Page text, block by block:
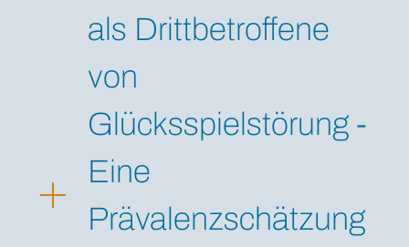
als Drittbetroffene
von
Glücksspielstörung -
Eine
Prävalenzschätzung